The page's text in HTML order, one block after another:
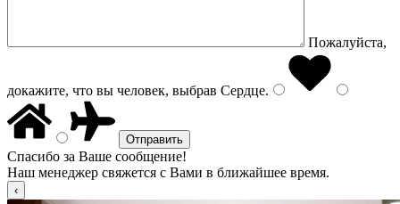
Пожалуйста,
докажите, что вы человек, выбрав Сердце.
Спасибо за Ваше сообщение!
Наш менеджер свяжется с Вами в ближайшее время.